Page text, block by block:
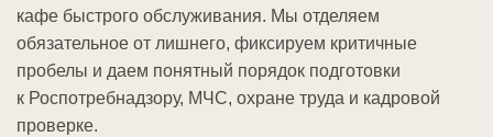
кафе быстрого обслуживания. Мы отделяем
обязательное от лишнего, фиксируем критичные
пробелы и даем понятный порядок подготовки
к Роспотребнадзору, МЧС, охране труда и кадровой
проверке.